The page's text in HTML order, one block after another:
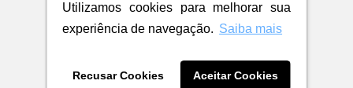
Utilizamos cookies para melhorar sua
experiência de navegação. Saiba mais
Recusar Cookies Aceitar Cookies